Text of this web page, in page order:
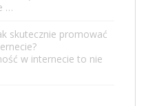
…
skutecznie promować
w internecie to nie